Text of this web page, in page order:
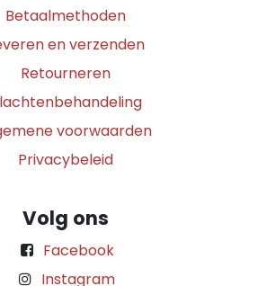
Betaalmethoden
en verzenden
Retourneren
voorwaarden
Privacybeleid
Volg ons
Facebook
Instagram